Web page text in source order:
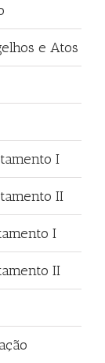
e Atos
I
II
I
II